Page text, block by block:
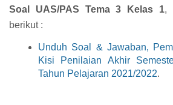
Soal UAS/PAS Tema 3 Kelas 1,
berikut :
Unduh Soal & Jawaban,
Kisi Penilaian Akhir
Tahun Pelajaran 2021/2022.